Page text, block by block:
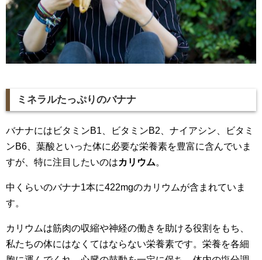
ミネラルたっぷりのバナナ
バナナにはビタミンB1、ビタミンB2、ナイアシン、ビタミ
ンB6、葉酸といった体に必要な栄養素を豊富に含んでいま
すが、特に注目したいのはカリウム。
中くらいのバナナ1本に422mgのカリウムが含まれていま
す。
カリウムは筋肉の収縮や神経の働きを助ける役割をもち、
私たちの体にはなくてはならない栄養素です。栄養を各細